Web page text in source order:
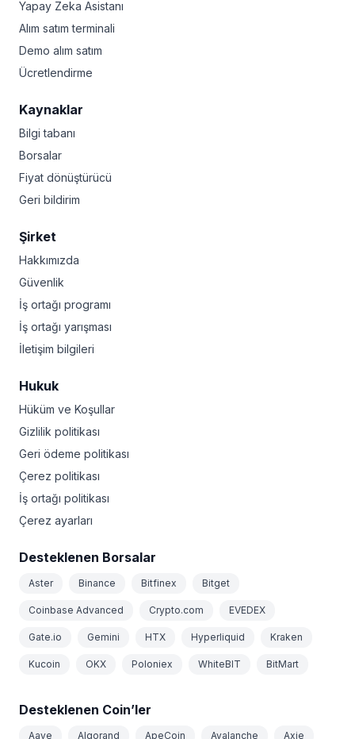
Yapay Zeka Asistanı
Alım satım terminali
Demo alım satım
Ücretlendirme
Kaynaklar
Bilgi tabanı
Borsalar
Fiyat dönüştürücü
Geri bildirim
Şirket
Hakkımızda
Güvenlik
İş ortağı programı
İş ortağı yarışması
İletişim bilgileri
Hukuk
Hüküm ve Koşullar
Gizlilik politikası
Geri ödeme politikası
Çerez politikası
İş ortağı politikası
Çerez ayarları
Desteklenen Borsalar
Aster Binance Bitfinex Bitget
Coinbase Advanced Crypto.com EVEDEX
Gate.io Gemini HTX Hyperliquid Kraken
Kucoin OKX Poloniex WhiteBIT BitMart
Desteklenen Coin’ler
Aave Algorand ApeCoin Avalanche Axie